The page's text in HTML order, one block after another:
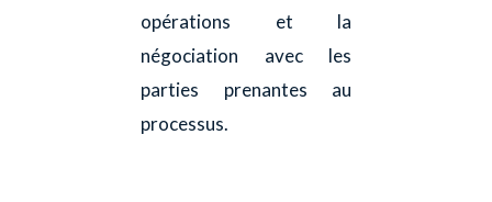
opérations et la
négociation avec les
parties prenantes au
processus.